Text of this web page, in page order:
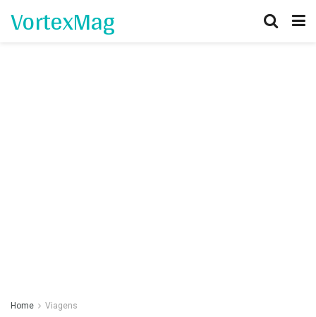
VortexMag
Home Viagens